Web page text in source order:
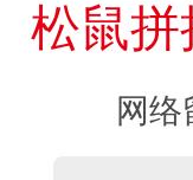
松鼠
网